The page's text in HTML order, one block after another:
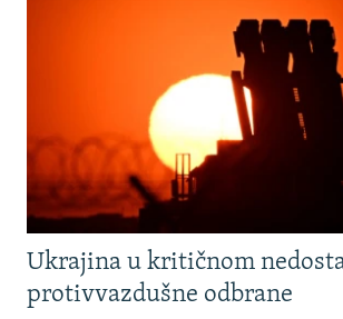
Ukrajina u kritičnom
protivvazdušne odbrane